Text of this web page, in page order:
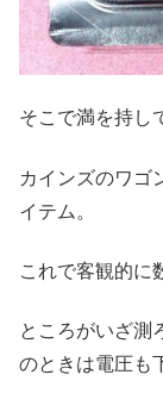
そこで満を持し
カインズのワゴ
イテム。
これで客観的に
ところがいざ測
のときは電圧も